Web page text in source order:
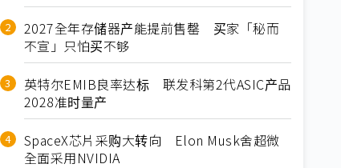
2027全年存储器产能提前售罄 买家「秘而
不宣」只怕买不够
英特尔EMIB良率达标 联发科第2代ASIC产品
2028准时量产
SpaceX芯片采购大转向 Elon Musk舍超微
全面采用NVIDIA